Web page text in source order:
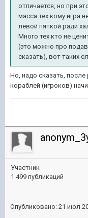
отличается, но при
масса тех кому игра
левой пяткой ради
Много тех кто не
(это можно про
сказать), вот таких
Но, надо сказать,
кораблей (игроков)
Участник
1 499 публикаций
Опубликовано: 21 июл